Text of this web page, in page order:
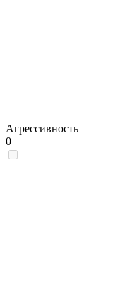
Агрессивность
0